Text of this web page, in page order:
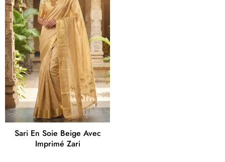
Sari En Soie Beige Avec
Imprimé Zari